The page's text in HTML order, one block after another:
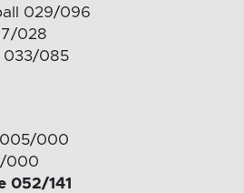
029/096
028
033/085
005/000
000
052/141